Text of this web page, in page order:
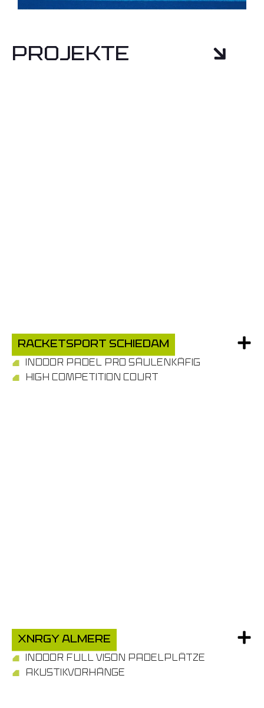
Projekte
Racketsport Schiedam
INDOOR PADEL PRO SÄULENKÄFIG
HIGH COMPETITION COURT
xnrgy almere
INDOOR FULL VISON PADELPLÄTZE
AKUSTIKVORHÄNGE